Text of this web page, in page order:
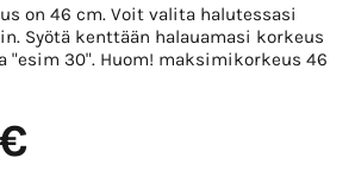
on 46 cm. Voit valita halutessasi
Syötä kenttään halauamasi korkeus
"esim 30". Huom! maksimikorkeus 46